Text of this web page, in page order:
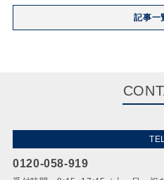
記事一
TEL
0120-058-919